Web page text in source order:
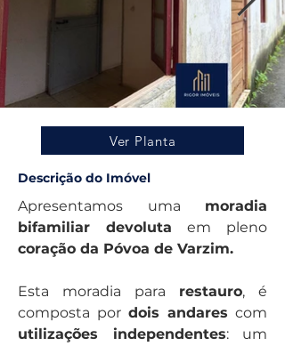
Ver Planta
Descrição do Imóvel
Apresentamos uma moradia
bifamiliar devoluta
coração da Póvoa de Varzim.
Esta moradia para restauro, é
composta por dois andares
utilizações independentes: um